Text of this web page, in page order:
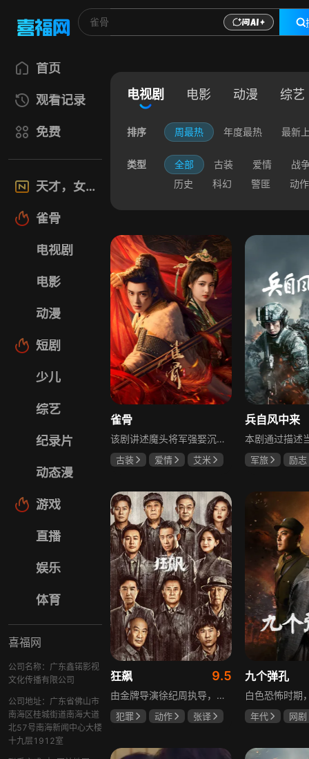
首页
观看记录
免费
天才，女友
雀骨
电视剧
电影
动漫
短剧
少儿
综艺
纪录片
动态漫
游戏
直播
娱乐
体育
喜福网
公司名称：广东鑫锘影视
文化传播有限公司
公司地址：广东省佛山市
南海区桂城街道南海大道
北57号南海新闻中心大楼
十九层1912室
电视剧 电影 动漫 综艺
排序 周最热 年度最热 最新
类型 全部 古装 爱情
战
历史
科幻 警匪 动作
雀骨
该剧讲述魔头将军强娶沉迷机关术的财迷假千金，两人从契约夫妻起步，在生死局中互扒马甲，爱意与杀意交织共生。过程中他们揭露朝堂阴谋，破解生死乱局，最终共同守护家国太平，融合了权谋、爱情、冒险等多重元素，情节跌宕起伏。
古装 爱情
艾米
兵自风中来
军旅
励志
狂飙 9.5
由金牌导演徐纪周执导，张译、张颂文、李一桐、张志坚、吴刚领衔主演，倪大红、韩童生、李建义特邀主演的中央政法委重点项目。一部扫黑除恶坚决斗争的回忆录，横跨20年的群像叙事全景式展现时代变迁下的黑白较量与复杂人性。
犯罪 动作
张译
九个弹孔
年代
网剧